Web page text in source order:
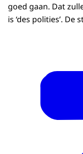
goed gaan. Dat
is ‘des polities’. De